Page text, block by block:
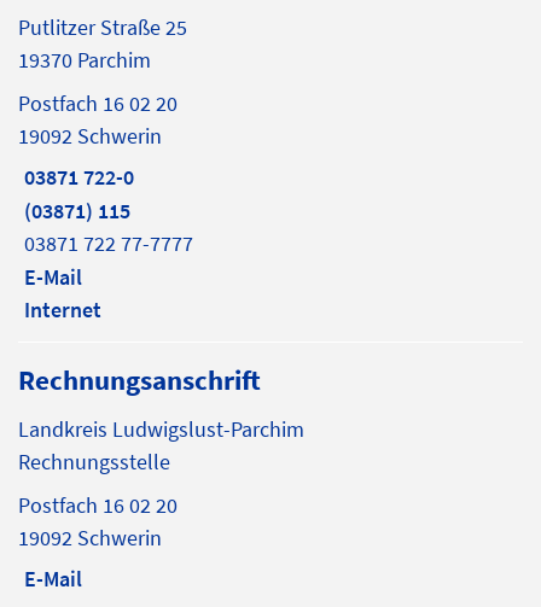
Putlitzer Straße 25
19370 Parchim
Postfach 16 02 20
19092 Schwerin
03871 722-0
(03871) 115
03871 722 77-7777
E-Mail
Internet
Rechnungsanschrift
Landkreis Ludwigslust-Parchim
Rechnungsstelle
Postfach 16 02 20
19092 Schwerin
E-Mail